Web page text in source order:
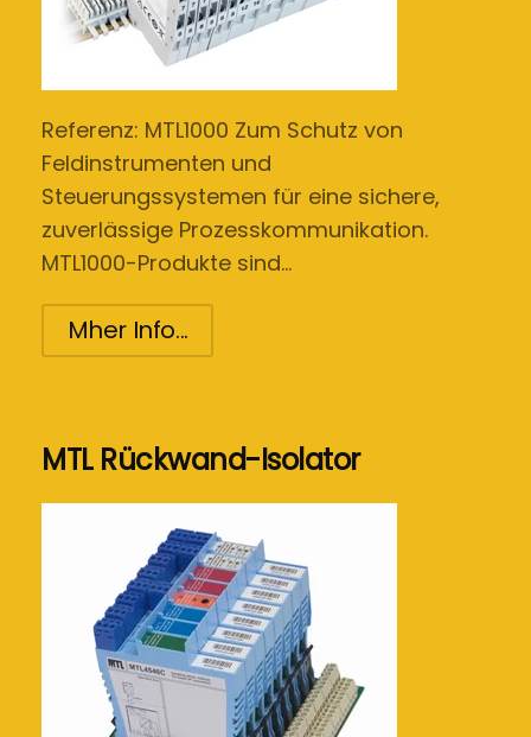
Referenz: MTL1000 Zum Schutz von
Feldinstrumenten und
Steuerungssystemen für eine sichere,
zuverlässige Prozesskommunikation.
MTL1000-Produkte sind…
Mher Info...
MTL Rückwand-Isolator